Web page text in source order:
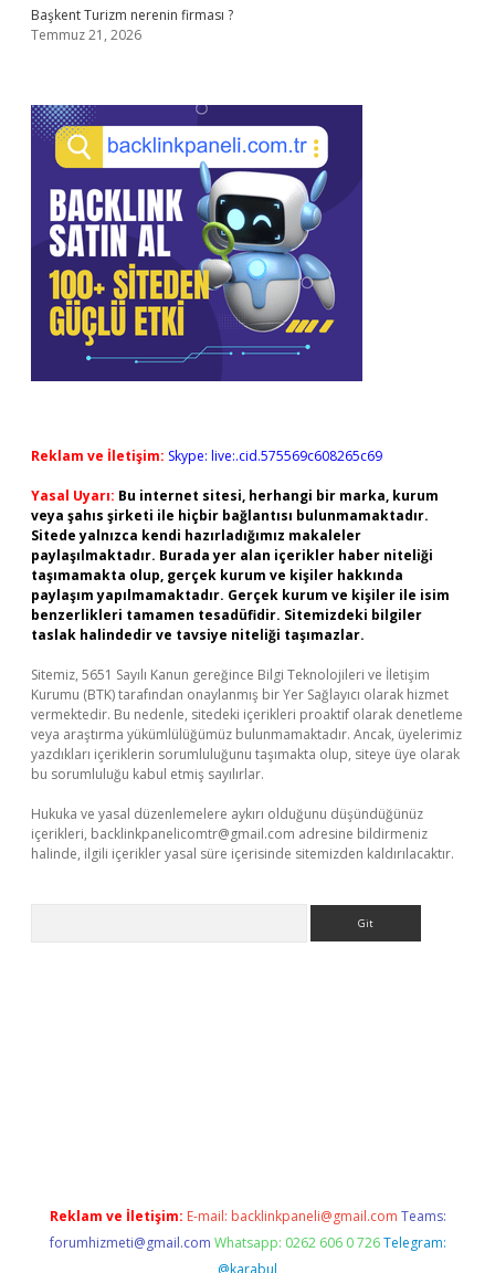
Başkent Turizm nerenin firması ?
Temmuz 21, 2026
Reklam ve İletişim: Skype: live:.cid.575569c608265c69
Yasal Uyarı: Bu internet sitesi, herhangi bir marka, kurum
veya şahıs şirketi ile hiçbir bağlantısı bulunmamaktadır.
Sitede yalnızca kendi hazırladığımız makaleler
paylaşılmaktadır. Burada yer alan içerikler haber niteliği
taşımamakta olup, gerçek kurum ve kişiler hakkında
paylaşım yapılmamaktadır. Gerçek kurum ve kişiler ile isim
benzerlikleri tamamen tesadüfidir. Sitemizdeki bilgiler
taslak halindedir ve tavsiye niteliği taşımazlar.
Sitemiz, 5651 Sayılı Kanun gereğince Bilgi Teknolojileri ve İletişim
Kurumu (BTK) tarafından onaylanmış bir Yer Sağlayıcı olarak hizmet
vermektedir. Bu nedenle, sitedeki içerikleri proaktif olarak denetleme
veya araştırma yükümlülüğümüz bulunmamaktadır. Ancak, üyelerimiz
yazdıkları içeriklerin sorumluluğunu taşımakta olup, siteye üye olarak
bu sorumluluğu kabul etmiş sayılırlar.
Hukuka ve yasal düzenlemelere aykırı olduğunu düşündüğünüz
içerikleri, backlinkpanelicomtr@gmail.com adresine bildirmeniz
halinde, ilgili içerikler yasal süre içerisinde sitemizden kaldırılacaktır.
Reklam ve İletişim: E-mail: backlinkpaneli@gmail.com Teams:
forumhizmeti@gmail.com Whatsapp: 0262 606 0 726 Telegram:
@karabul